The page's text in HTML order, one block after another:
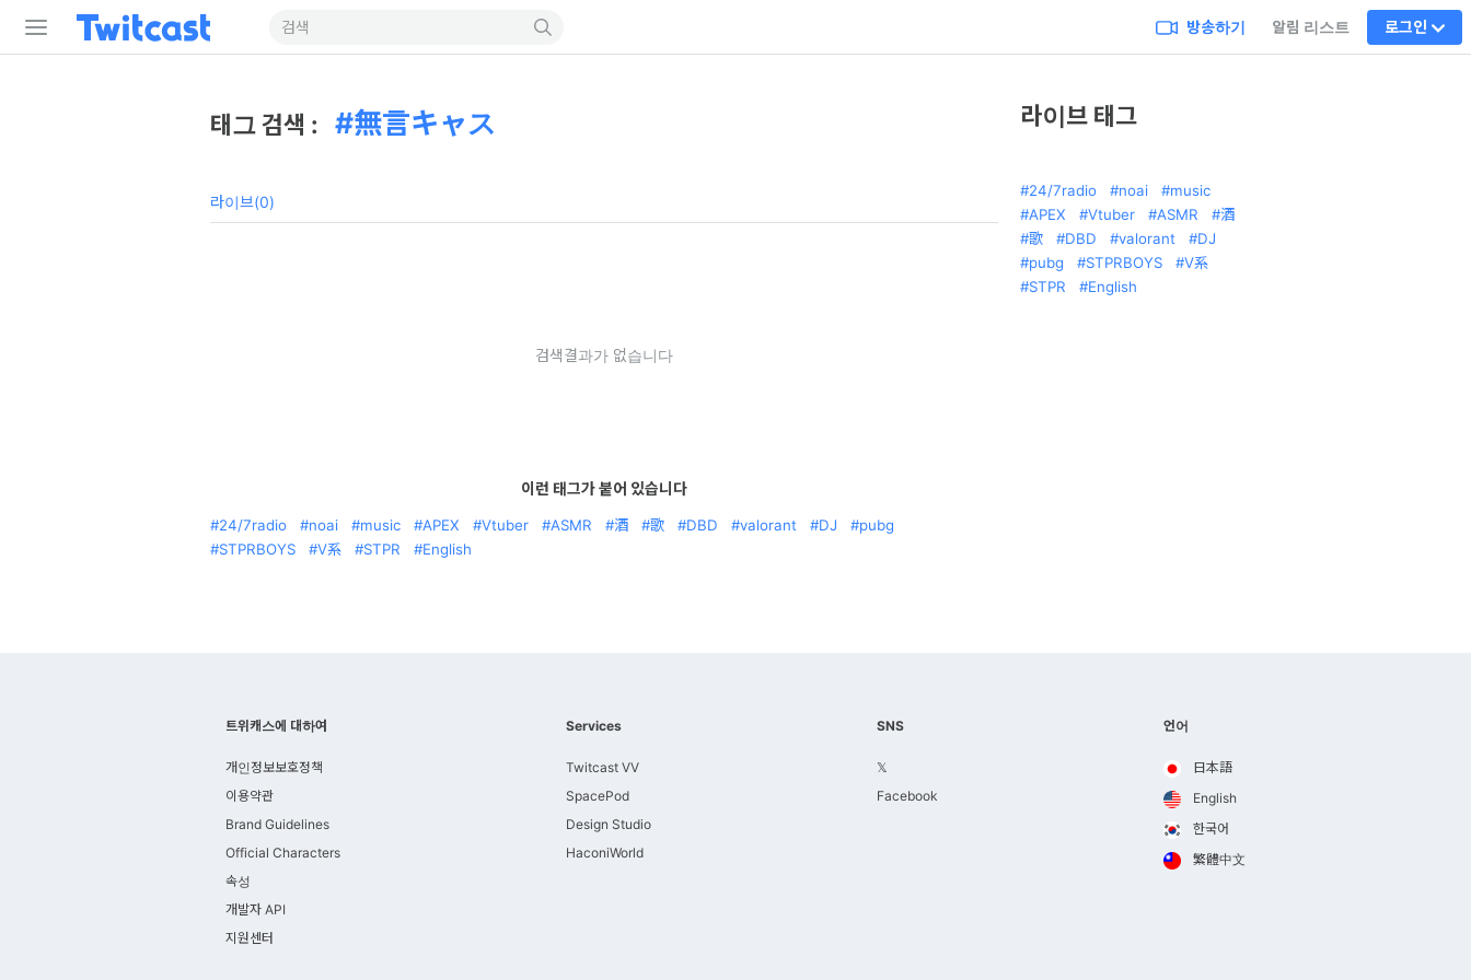
방송하기 알림 리스트 로그인
태그 검색 : 無言キャス
라이브(0)
검색결과가 없습니다
이런 태그가 붙어 있습니다
24/7radio noai music APEX Vtuber ASMR 酒 歌 DBD valorant DJ
pubg
STPRBOYS
V系 STPR English
라이브 태그
24/7radio noai
music
APEX
Vtuber ASMR
酒
歌
DBD valorant
DJ
pubg
STPRBOYS
V系
STPR
English
트위캐스에 대하여
개인정보보호정책
이용약관
Brand Guidelines
Official Characters
속성
개발자 API
지원센터
Services
Twitcast VV
SpacePod
Design Studio
HaconiWorld
SNS
𝕏
Facebook
언어
日本語
English
한국어
繁體中文